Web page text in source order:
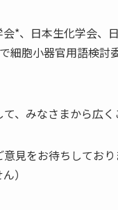
*、日本生化学会、
細胞小器官用語検
、みなさまから広
見をお待ちしてお
）